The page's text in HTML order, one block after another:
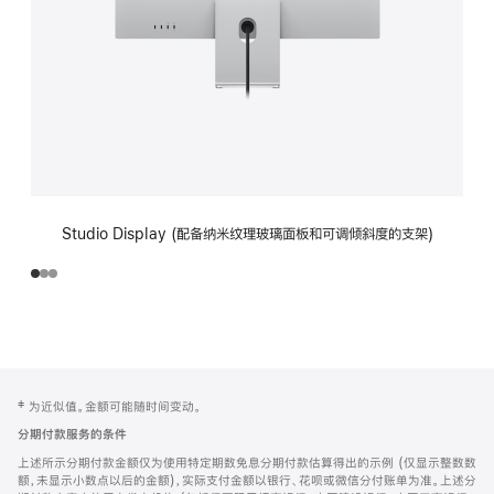
Studio Display (配备纳米纹理玻璃面板和可调倾斜度的支架)
页
页
脚
注
‡ 为近似值。金额可能随时间变动。
分期付款服务的条件
上述所示分期付款金额仅为使用特定期数免息分期付款估算得出的示例 (仅显示整数数
额，未显示小数点以后的金额)，实际支付金额以银行、花呗或微信分付账单为准。上述分